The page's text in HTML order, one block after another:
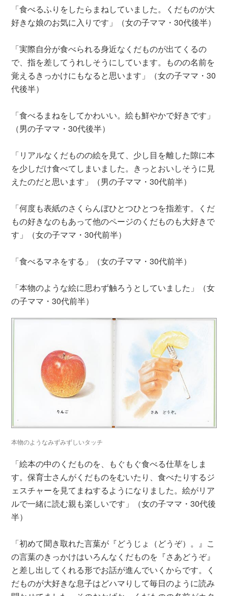
「食べるふりをしたらまねしていました。くだものが大
好きな娘のお気に入りです」（女の子ママ・30代後半）
「実際自分が食べられる身近なくだものが出てくるの
で、指を差してうれしそうにしています。ものの名前を
覚えるきっかけにもなると思います」（女の子ママ・30
代後半）
「食べるまねをしてかわいい。絵も鮮やかで好きです」
（男の子ママ・30代後半）
「リアルなくだものの絵を見て、少し目を離した隙に本
を少しだけ食べてしまいました。きっとおいしそうに見
えたのだと思います」（男の子ママ・30代前半）
「何度も表紙のさくらんぼひとつひとつを指差す。くだ
もの好きなのもあって他のページのくだものも大好きで
す」（女の子ママ・30代前半）
「食べるマネをする」（女の子ママ・30代前半）
「本物のような絵に思わず触ろうとしていました」（女
の子ママ・30代前半）
本物のようなみずみずしいタッチ
「絵本の中のくだものを、もぐもぐ食べる仕草をしま
す。保育士さんがくだものをむいたり、食べたりするジ
ェスチャーを見てまねするようになりました。絵がリア
ルで一緒に読む親も楽しいです」（女の子ママ・30代後
半）
「初めて聞き取れた言葉が『どうじょ（どうぞ）。』こ
の言葉のきっかけはいろんなくだものを『さあどうぞ』
と差し出してくれる形でお話が進んでいくからです。く
だものが大好きな息子はどハマりして毎日のように読み